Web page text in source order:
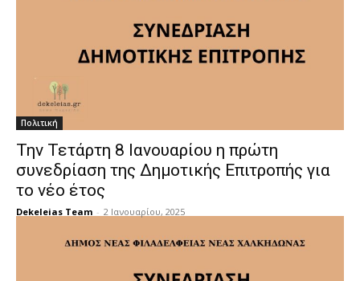
Πολιτική
Την Τετάρτη 8 Ιανουαρίου η πρώτη
συνεδρίαση της Δημοτικής Επιτροπής για
το νέο έτος
Dekeleias Team - 2 Ιανουαρίου, 2025